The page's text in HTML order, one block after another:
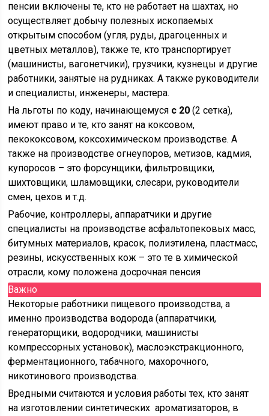
пенсии включены те, кто не работает на шахтах, но
осуществляет добычу полезных ископаемых
открытым способом (угля, руды, драгоценных и
цветных металлов), также те, кто транспортирует
(машинисты, вагонетчики), грузчики, кузнецы и другие
работники, занятые на рудниках. А также руководители
и специалисты, инженеры, мастера.
На льготы по коду, начинающемуся с 20 (2 сетка),
имеют право и те, кто занят на коксовом,
пекококсовом, коксохимическом производстве. А
также на производстве огнеупоров, метизов, кадмия,
купоросов – это форсунщики, фильтровщики,
шихтовщики, шламовщики, слесари, руководители
смен, цехов и т.д.
Рабочие, контроллеры, аппаратчики и другие
специалисты на производстве асфальтопековых масс,
битумных материалов, красок, полиэтилена, пластмасс,
резины, искусственных кож – это те в химической
отрасли, кому положена досрочная пенсия
Важно
Некоторые работники пищевого производства, а
именно производства водорода (аппаратчики,
генераторщики, водородчики, машинисты
компрессорных установок), маслоэкстракционного,
ферментационного, табачного, махорочного,
никотинового производства.
Вредными считаются и условия работы тех, кто занят
на изготовлении синтетических ароматизаторов, в